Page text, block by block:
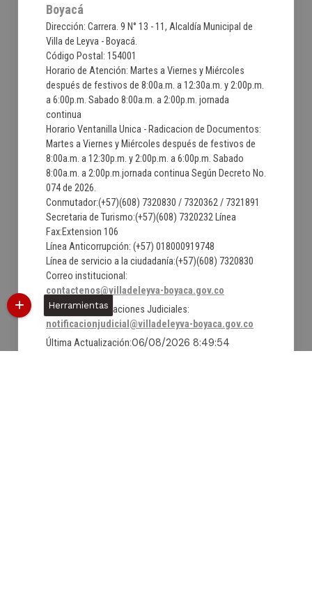
Boyacá
Dirección: Carrera. 9 N° 13 - 11, Alcaldía Municipal de
Villa de Leyva - Boyacá.
Código Postal: 154001
Horario de Atención: Martes a Viernes y Miércoles
después de festivos de 8:00a.m. a 12:30a.m. y 2:00p.m.
a 6:00p.m. Sabado 8:00a.m. a 2:00p.m. jornada
continua
Horario Ventanilla Unica - Radicacion de Documentos:
Martes a Viernes y Miércoles después de festivos de
8:00a.m. a 12:30p.m. y 2:00p.m. a 6:00p.m. Sabado
8:00a.m. a 2:00p.m.jornada continua Según Decreto No.
074 de 2026.
Conmutador:(+57)(608) 7320830 / 7320362 / 7321891
Secretaria de Turismo:(+57)(608) 7320232 Línea
Fax:Extension 106
Línea Anticorrupción: (+57) 018000919748
Línea de servicio a la ciudadanía:(+57)(608) 7320830
Correo institucional:
contactenos@villadeleyva-boyaca.gov.co
Correo de Notificaciones Judiciales:
notificacionjudicial@villadeleyva-boyaca.gov.co
Última Actualización:06/08/2026 8:49:54
Herramientas